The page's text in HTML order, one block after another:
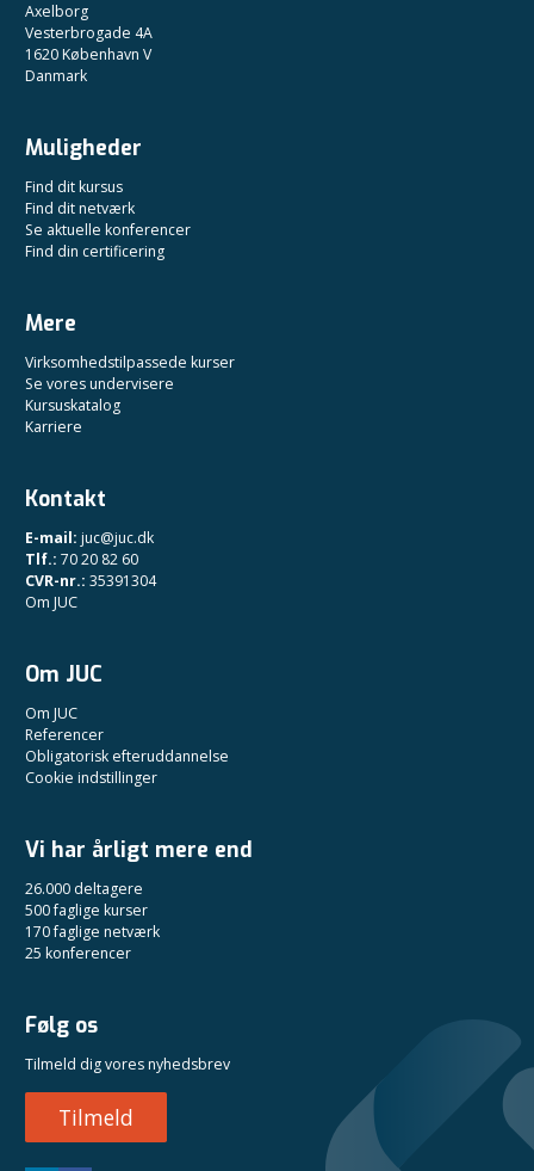
Axelborg
Vesterbrogade 4A
1620 København V
Danmark
Muligheder
Find dit kursus
Find dit netværk
Se aktuelle konferencer
Find din certificering
Mere
Virksomhedstilpassede kurser
Se vores undervisere
Kursuskatalog
Karriere
Kontakt
E-mail: juc@juc.dk
Tlf.: 70 20 82 60
CVR-nr.: 35391304
Om JUC
Om JUC
Om JUC
Referencer
Obligatorisk efteruddannelse
Cookie indstillinger
Vi har årligt mere end
26.000 deltagere
500 faglige kurser
170 faglige netværk
25 konferencer
Følg os
Tilmeld dig vores nyhedsbrev
Tilmeld